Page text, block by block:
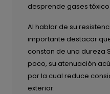
desprende gases
Al hablar de su
importante destacar
constan de una dureza
poco, su atenuación
por la cual reduce
exterior.